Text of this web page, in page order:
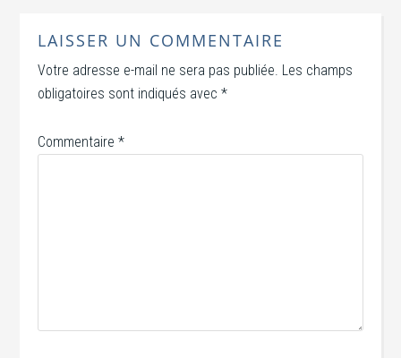
LAISSER UN COMMENTAIRE
Votre adresse e-mail ne sera pas publiée. Les champs
obligatoires sont indiqués avec*
Commentaire*